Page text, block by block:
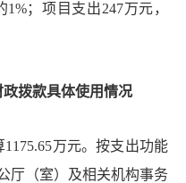
1%；项目支出247万元，
政拨款具体使用情况
1175.65万元。按支出功能
厅（室）及相关机构事务